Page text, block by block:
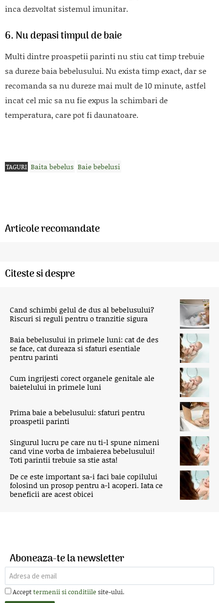
inca dezvoltat sistemul imunitar.
6. Nu depasi timpul de baie
Multi dintre proaspetii parinti nu stiu cat timp trebuie
sa dureze baia bebelusului. Nu exista timp exact, dar se
recomanda sa nu dureze mai mult de 10 minute, astfel
incat cel mic sa nu fie expus la schimbari de
temperatura, care pot fi daunatoare.
TAGURI Baita bebelus Baie bebelusi
Articole recomandate
Citeste si despre
Cand schimbi gelul de dus al bebelusului?
Riscuri si reguli pentru o tranzitie sigura
Baia bebelusului in primele luni: cat de des
se face, cat dureaza si sfaturi esentiale
pentru parinti
Cum ingrijesti corect organele genitale ale
baietelului in primele luni
Prima baie a bebelusului: sfaturi pentru
proaspetii parinti
Singurul lucru pe care nu ti-l spune nimeni
cand vine vorba de imbaierea bebelusului!
Toti parintii trebuie sa stie asta!
De ce este important sa-i faci baie copilului
folosind un prosop pentru a-l acoperi. Iata ce
beneficii are acest obicei
Aboneaza-te la newsletter
Accepttermenii si conditiile site-ului.